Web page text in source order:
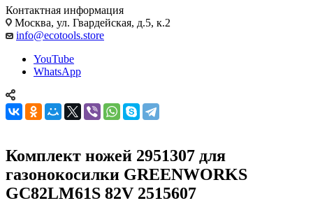
Контактная информация
Москва, ул. Гвардейская, д.5, к.2
info@ecotools.store
YouTube
WhatsApp
Комплект ножей 2951307 для
газонокосилки GREENWORKS
GC82LM61S 82V 2515607